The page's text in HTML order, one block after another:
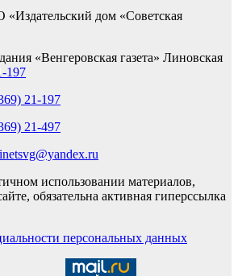
дом «Советская
«Венгеровская газета» Линовская
197
21-197
21-497
использовании материалов,
обязательна активная гиперссылка
персональных данных